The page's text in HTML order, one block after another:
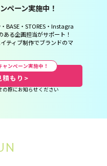
ペーン実施中！
BASE・STORES・Instagra
る企画担当がサポート！
ティブ制作でブランドのマ
ャンペーン実施中！
もり >
際にお知らせください